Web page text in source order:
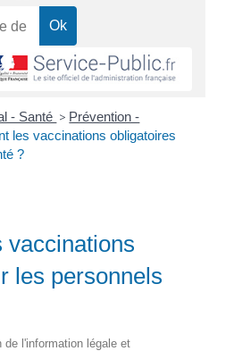
- Santé > Prévention -
les vaccinations obligatoires
?
vaccinations
les personnels
de l'information légale et